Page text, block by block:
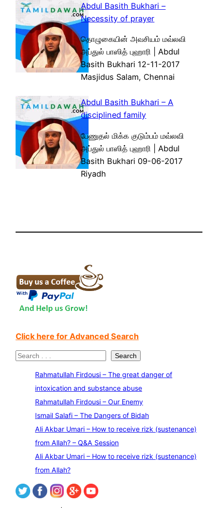
Abdul Basith Bukhari –
Necessity of prayer
தொழுகையின் அவசியம் மவ்லவி
அப்துல் பாஸித் புஹாரி | Abdul
Basith Bukhari 12-11-2017
Masjidus Salam, Chennai
Abdul Basith Bukhari – A
disciplined family
பேணுதல் மிக்க குடும்பம் மவ்லவி
அப்துல் பாஸித் புஹாரி | Abdul
Basith Bukhari 09-06-2017
Riyadh
Click here for Advanced Search
S
Search
Rahmatullah Firdousi – The great danger of
intoxication and substance abuse
Rahmatullah Firdousi – Our Enemy
Ismail Salafi – The Dangers of Bidah
Ali Akbar Umari – How to receive rizk (sustenance)
from Allah? – Q&A Session
Ali Akbar Umari – How to receive rizk (sustenance)
from Allah?